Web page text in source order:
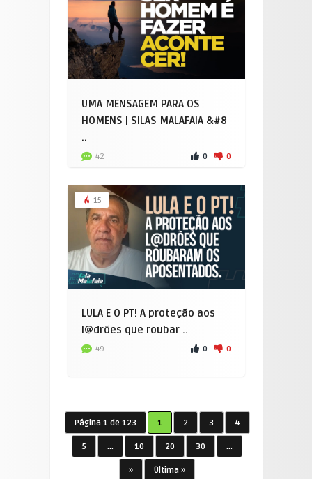
UMA MENSAGEM PARA OS
HOMENS | SILAS MALAFAIA &#8
..
42 0 0
15
LULA E O PT! A proteção aos
l@drões que roubar ..
49 0 0
Página 1 de 123 1 2 3 4
5 ... 10 20 30 ...
» Última »